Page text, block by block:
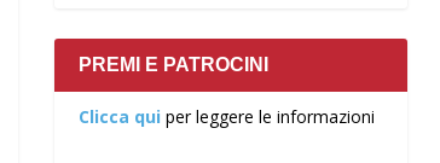
PREMI E PATROCINI
Clicca qui per leggere le informazioni